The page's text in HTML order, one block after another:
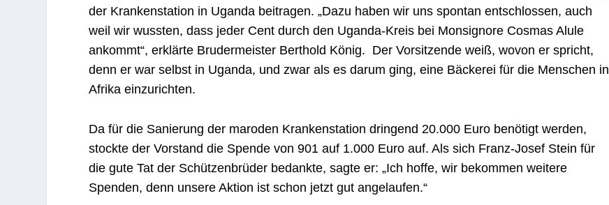
der Krankenstation in Uganda beitragen. „Dazu haben wir uns spontan entschlossen, auch
weil wir wussten, dass jeder Cent durch den Uganda-Kreis bei Monsignore Cosmas Alule
ankommt“, erklärte Brudermeister Berthold König. Der Vorsitzende weiß, wovon er spricht,
denn er war selbst in Uganda, und zwar als es darum ging, eine Bäckerei für die Menschen in
Afrika einzurichten.
Da für die Sanierung der maroden Krankenstation dringend 20.000 Euro benötigt werden,
stockte der Vorstand die Spende von 901 auf 1.000 Euro auf. Als sich Franz-Josef Stein für
die gute Tat der Schützenbrüder bedankte, sagte er: „Ich hoffe, wir bekommen weitere
Spenden, denn unsere Aktion ist schon jetzt gut angelaufen.“